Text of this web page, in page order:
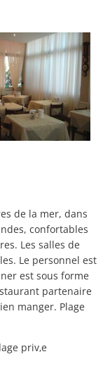
de la mer, dans
confortables
Les salles de
Le personnel est
est sous forme
partenaire
manger. Plage
priv‚e